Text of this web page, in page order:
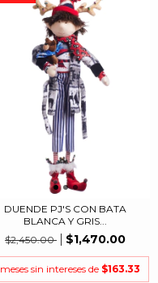
DUENDE PJ'S CON BATA
BLANCA Y GRIS...
$2,450.00
$1,470.00
meses sin intereses de $163.33